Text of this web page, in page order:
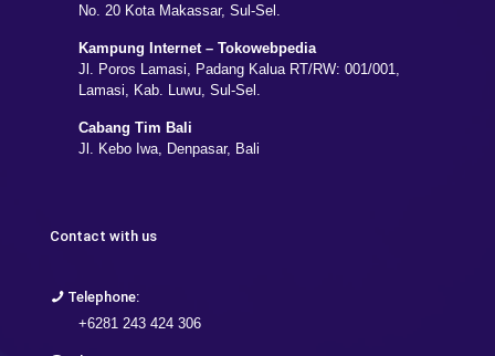
No. 20 Kota Makassar, Sul-Sel.
Kampung Internet – Tokowebpedia
Jl. Poros Lamasi, Padang Kalua RT/RW: 001/001,
Lamasi, Kab. Luwu, Sul-Sel.
Cabang Tim Bali
Jl. Kebo Iwa, Denpasar, Bali
Contact with us
Telephone:
+6281 243 424 306